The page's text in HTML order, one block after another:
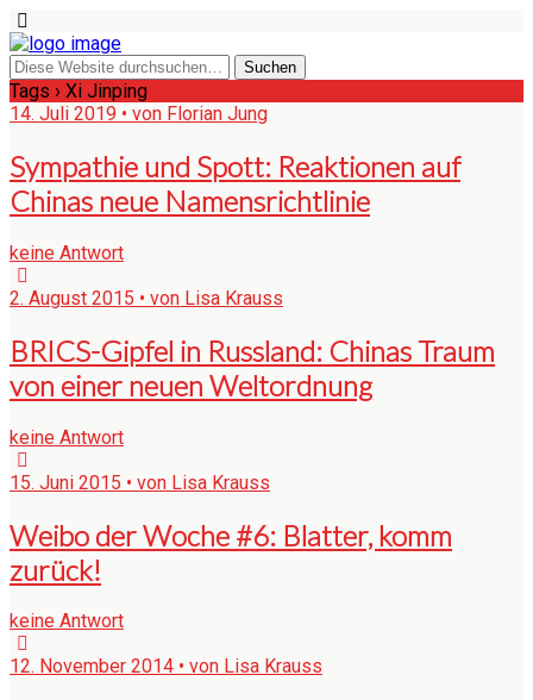
Tags › Xi Jinping
14. Juli 2019 • von Florian Jung
Sympathie und Spott: Reaktionen auf
Chinas neue Namensrichtlinie
keine Antwort
2. August 2015 • von Lisa Krauss
BRICS-Gipfel in Russland: Chinas Traum
von einer neuen Weltordnung
keine Antwort
15. Juni 2015 • von Lisa Krauss
Weibo der Woche #6: Blatter, komm
zurück!
keine Antwort
12. November 2014 • von Lisa Krauss